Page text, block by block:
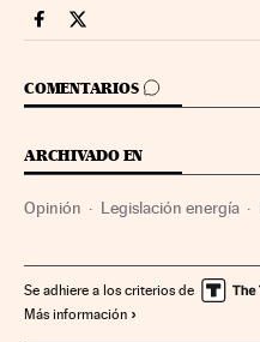
Companias Cinco Días en
Companias Cinco
COMENTARIOS
IR A LOS COMENTARIOS
ARCHIVADO EN
Opinión Legislación energía
Organizaciones internacionales
Relaciones exteriores
Se adhiere a los criterios de
Más información